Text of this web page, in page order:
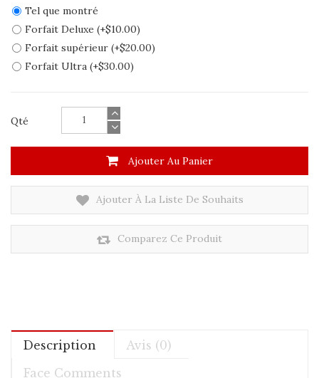
Tel que montré
Forfait Deluxe (+$10.00)
Forfait supérieur (+$20.00)
Forfait Ultra (+$30.00)
Qté
Ajouter Au Panier
Ajouter À La Liste De Souhaits
Comparez Ce Produit
Description
Avis (0)
Face Comments